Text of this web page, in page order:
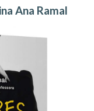
Ana Ramal